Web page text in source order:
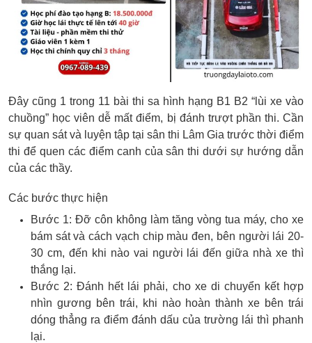
Đây cũng 1 trong 11 bài thi sa hình hạng B1 B2 “lùi xe vào
chuồng” học viên dễ mất điểm, bị đánh trượt phần thi. Cần
sự quan sát và luyện tập tại sân thi Lâm Gia trước thời điểm
thi để quen các điểm canh của sân thi dưới sự hướng dẫn
của các thầy.
Các bước thực hiện
Bước 1: Đỡ côn không làm tăng vòng tua máy, cho xe
bám sát và cách vạch chip màu đen, bên người lái 20-
30 cm, đến khi nào vai người lái đến giữa nhà xe thì
thắng lại.
Bước 2: Đánh hết lái phải, cho xe di chuyển kết hợp
nhìn gương bên trái, khi nào hoàn thành xe bên trái
dóng thẳng ra điểm đánh dấu của trường lái thì phanh
lại.